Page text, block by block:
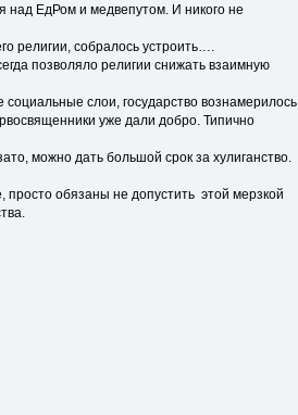
над ЕдРом и медвепутом. И никого не
религии, собралось устроить….
позволяло религии снижать взаимную
слои, государство вознамерилось
уже дали добро. Типично
можно дать большой срок за хулиганство.
обязаны не допустить этой мерзкой